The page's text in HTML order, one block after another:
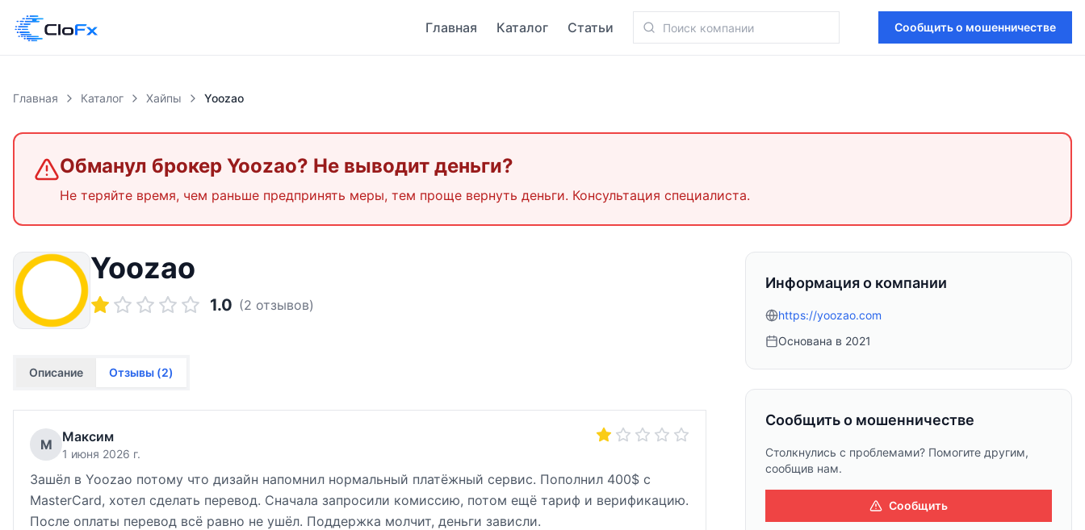
Главная Каталог Статьи Сообщить о мошенничестве
Главная Каталог Хайпы Yoozao
Обманул брокер Yoozao? Не выводит деньги?
Не теряйте время, чем раньше предпринять меры, тем проще вернуть деньги. Консультация специалиста.
Yoozao
1.0 (2 отзывов)
Описание Отзывы (2)
М Максим
1 июня 2026 г.
Зашёл в Yoozao потому что дизайн напомнил нормальный платёжный сервис. Пополнил 400$ с
MasterCard, хотел сделать перевод. Сначала запросили комиссию, потом ещё тариф и верификацию.
После оплаты перевод всё равно не ушёл. Поддержка молчит, деньги зависли.
Информация о компании
https://yoozao.com
Основана в 2021
Сообщить о мошенничестве
Столкнулись с проблемами? Помогите другим,
сообщив нам.
Сообщить